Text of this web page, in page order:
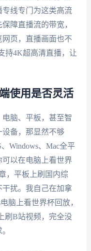
专线专门为这类高流
障直播流的带宽，
页，直播画面也不
持4K超高清直播，让
使用是否灵活
脑、平板，甚至智
备，那显然不够
Windows、Mac全平
以在电脑上看世界
，平板上刷国内综
扰。我自己在加拿
脑上看世界杯回放，
刷B站视频，完全没